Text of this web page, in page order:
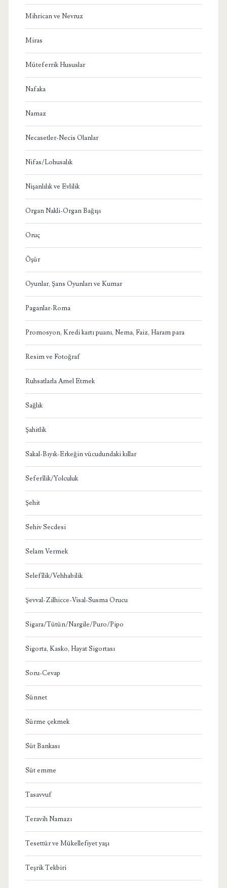
Mihrican ve Nevruz
Miras
Müteferrik Hususlar
Nafaka
Namaz
Necasetler-Necis Olanlar
Nifas/Lohusalık
Nişanlılık ve Evlilik
Organ Nakli-Organ Bağışı
Oruç
Öşür
Oyunlar, Şans Oyunları ve Kumar
Paganlar-Roma
Promosyon, Kredi kartı puanı, Nema, Faiz, Haram para
Resim ve Fotoğraf
Ruhsatlarla Amel Etmek
Sağlık
Şahitlik
Sakal-Bıyık-Erkeğin vücudundaki kıllar
Seferîlik/Yolculuk
Şehit
Sehiv Secdesi
Selam Vermek
Selefîlik/Vehhabilik
Şevval-Zilhicce-Visal-Susma Orucu
Sigara/Tütün/Nargile/Puro/Pipo
Sigorta, Kasko, Hayat Sigortası
Soru-Cevap
Sünnet
Sürme çekmek
Süt Bankası
Süt emme
Tasavvuf
Teravih Namazı
Tesettür ve Mükellefiyet yaşı
Teşrik Tekbiri